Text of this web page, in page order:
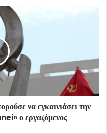
να εγκαινιάσει την
ο εργαζόμενος